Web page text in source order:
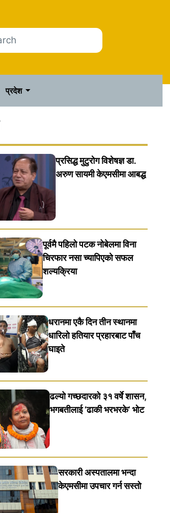
प्रदेश
प्रसिद्ध मुटुरोग विशेषज्ञ डा.
अरुण सायमी केएमसीमा आबद्ध
पूर्वमै पहिलो पटक नोबेलमा विना
चिरफार नसा च्यापिएको सफल
शल्यक्रिया
धरानमा एकै दिन तीन स्थानमा
धारिलाे हतियार प्रहारबाट पाँच
घाइते
ढल्यो गच्छदारको ३१ वर्षे शासन,
भगबतीलाई ‘ढाकी भरभरके’ भाेट
सरकारी अस्पतालमा भन्दा
केएमसीमा उपचार गर्न सस्ताे